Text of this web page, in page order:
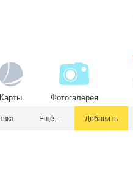
Карты Фотогалерея
Ещё... Добавить